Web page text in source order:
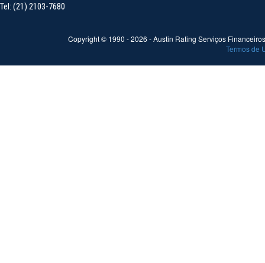
Tel: (21) 2103-7680
Copyright © 1990 -2026 - Austin Rating Serviços
Termos de